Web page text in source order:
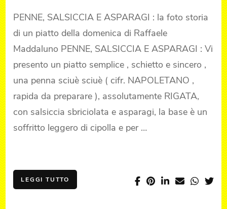
SALSICCIA
E
ASPARAGI
PENNE, SALSICCIA E ASPARAGI : la foto storia
di un piatto della domenica di Raffaele
Maddaluno PENNE, SALSICCIA E ASPARAGI : Vi
presento un piatto semplice , schietto e sincero ,
una penna sciuè sciuè ( cifr. NAPOLETANO ,
rapida da preparare ), assolutamente RIGATA,
con salsiccia sbriciolata e asparagi, la base è un
soffritto leggero di cipolla e per …
LEGGI TUTTO